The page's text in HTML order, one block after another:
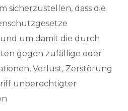
sicherzustellen, dass die
um damit die durch
gegen zufällige oder
Verlust, Zerstörung
unberechtigter